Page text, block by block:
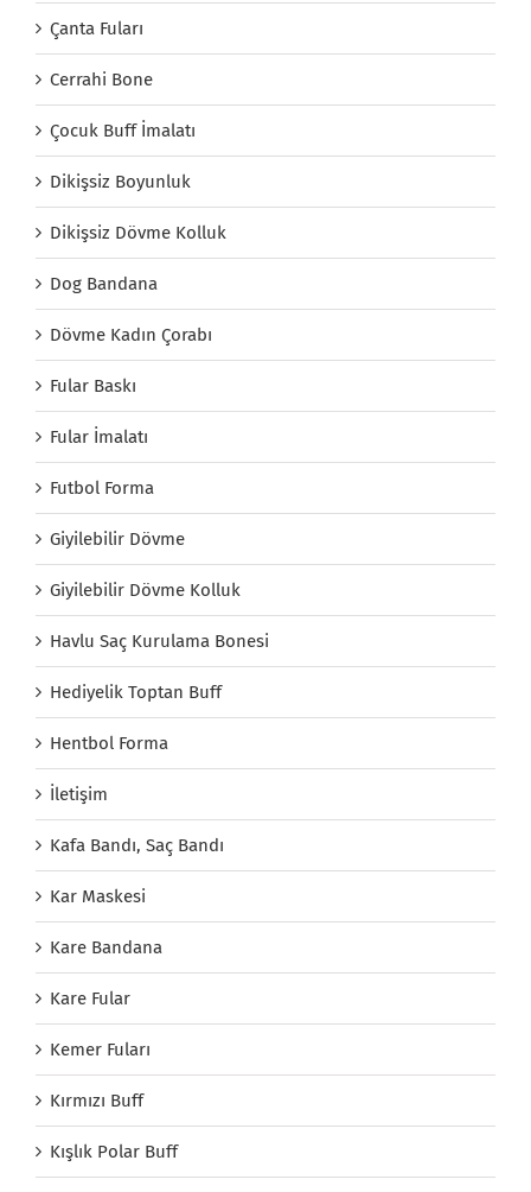
Çanta Fuları
Cerrahi Bone
Çocuk Buff İmalatı
Dikişsiz Boyunluk
Dikişsiz Dövme Kolluk
Dog Bandana
Dövme Kadın Çorabı
Fular Baskı
Fular İmalatı
Futbol Forma
Giyilebilir Dövme
Giyilebilir Dövme Kolluk
Havlu Saç Kurulama Bonesi
Hediyelik Toptan Buff
Hentbol Forma
İletişim
Kafa Bandı, Saç Bandı
Kar Maskesi
Kare Bandana
Kare Fular
Kemer Fuları
Kırmızı Buff
Kışlık Polar Buff